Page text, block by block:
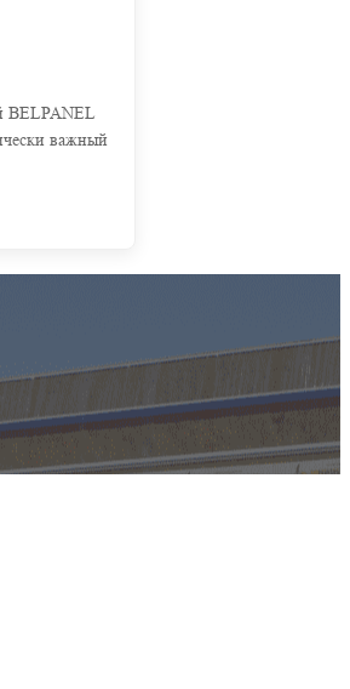
BELPANEL
важный